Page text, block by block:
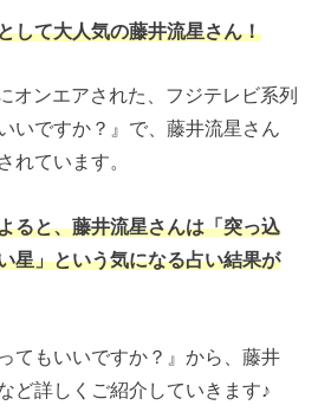
して大人気の藤井流星さん！
オンエアされた、フジテレビ系列
いですか？』で、藤井流星さん
れています。
ると、藤井流星さんは「突っ込
星」という気になる占い結果が
てもいいですか？』から、藤井
ど詳しくご紹介していきます♪